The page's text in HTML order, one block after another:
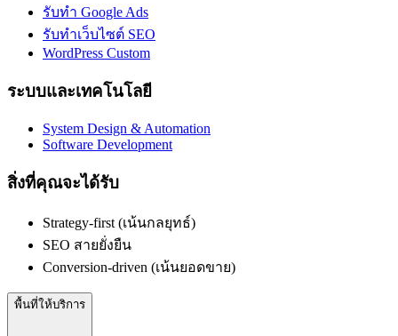
รับทำ Google Ads
รับทำเว็บไซต์ SEO
WordPress Custom
ระบบและเทคโนโลยี
System Design & Automation
Software Development
สิ่งที่คุณจะได้รับ
Strategy-first (เน้นกลยุทธ์)
SEO สายยั่งยืน
Conversion-driven (เน้นยอดขาย)
พื้นที่ให้บริการ